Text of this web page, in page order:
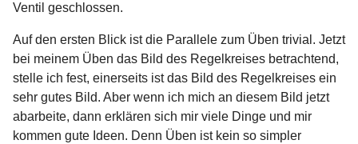
Ventil geschlossen.
Auf den ersten Blick ist die Parallele zum Üben trivial. Jetzt
bei meinem Üben das Bild des Regelkreises betrachtend,
stelle ich fest, einerseits ist das Bild des Regelkreises ein
sehr gutes Bild. Aber wenn ich mich an diesem Bild jetzt
abarbeite, dann erklären sich mir viele Dinge und mir
kommen gute Ideen. Denn Üben ist kein so simpler